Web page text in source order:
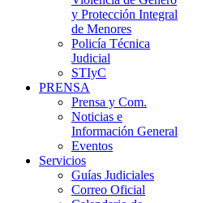
y Protección Integral
de Menores
Policía Técnica
Judicial
STIyC
PRENSA
Prensa y Com.
Noticias e
Información General
Eventos
Servicios
Guías Judiciales
Correo Oficial